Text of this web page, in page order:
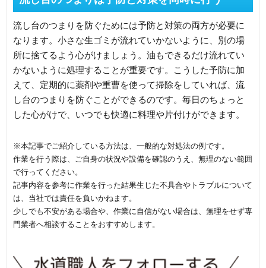
流し台のつまりを防ぐためには予防と対策の両方が必要に
なります。小さな生ゴミが流れていかないように、別の場
所に捨てるよう心がけましょう。油もできるだけ流れてい
かないように処理することが重要です。こうした予防に加
えて、定期的に薬剤や重曹を使って掃除をしていれば、流
し台のつまりを防ぐことができるのです。毎日のちょっと
した心がけで、いつでも快適に料理や片付けができます。
※本記事でご紹介している方法は、一般的な対処法の例です。
作業を行う際は、ご自身の状況や設備を確認のうえ、無理のない範囲
で行ってください。
記事内容を参考に作業を行った結果生じた不具合やトラブルについて
は、当社では責任を負いかねます。
少しでも不安がある場合や、作業に自信がない場合は、無理をせず専
門業者へ相談することをおすすめします。